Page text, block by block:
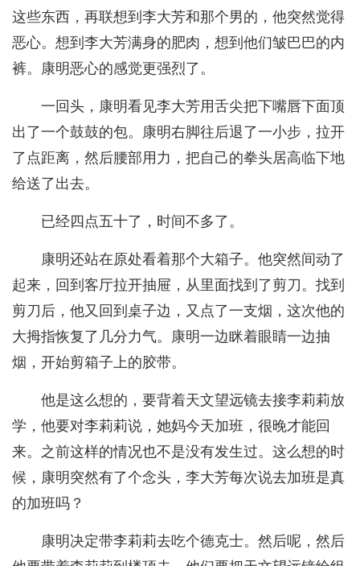
这些东西，再联想到李大芳和那个男的，他突然觉得
恶心。想到李大芳满身的肥肉，想到他们皱巴巴的内
裤。康明恶心的感觉更强烈了。
一回头，康明看见李大芳用舌尖把下嘴唇下面顶
出了一个鼓鼓的包。康明右脚往后退了一小步，拉开
了点距离，然后腰部用力，把自己的拳头居高临下地
给送了出去。
已经四点五十了，时间不多了。
康明还站在原处看着那个大箱子。他突然间动了
起来，回到客厅拉开抽屉，从里面找到了剪刀。找到
剪刀后，他又回到桌子边，又点了一支烟，这次他的
大拇指恢复了几分力气。康明一边眯着眼睛一边抽
烟，开始剪箱子上的胶带。
他是这么想的，要背着天文望远镜去接李莉莉放
学，他要对李莉莉说，她妈今天加班，很晚才能回
来。之前这样的情况也不是没有发生过。这么想的时
候，康明突然有了个念头，李大芳每次说去加班是真
的加班吗？
康明决定带李莉莉去吃个德克士。然后呢，然后